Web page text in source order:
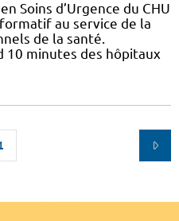
Soins d’Urgence du CHU
au service de la
de la santé.
10 minutes des hôpitaux